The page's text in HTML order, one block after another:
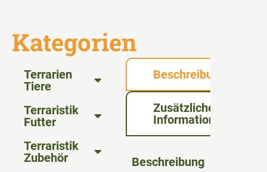
Kategorien
Terrarien
Tiere
Terraristik
Futter
Terraristik
Zubehör
Beschreibung
Zusätzliche
Informationen
Beschreibung